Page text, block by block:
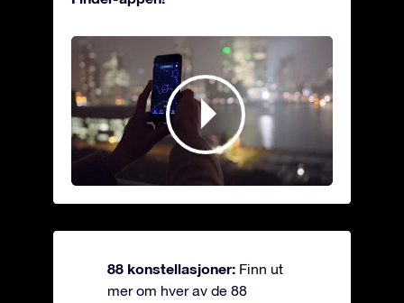
88 konstellasjoner: Finn ut
mer om hver av de 88